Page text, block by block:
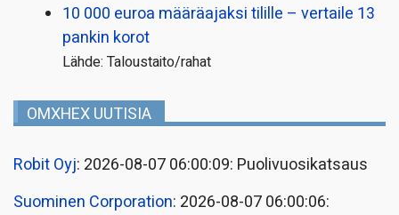
10 000 euroa määräajaksi tilille – vertaile 13
pankin korot
Lähde: Taloustaito/rahat
OMXHEX UUTISIA
Robit Oyj: 2026-08-07 06:00:09: Puolivuosikatsaus
Suominen Corporation: 2026-08-07 06:00:06: